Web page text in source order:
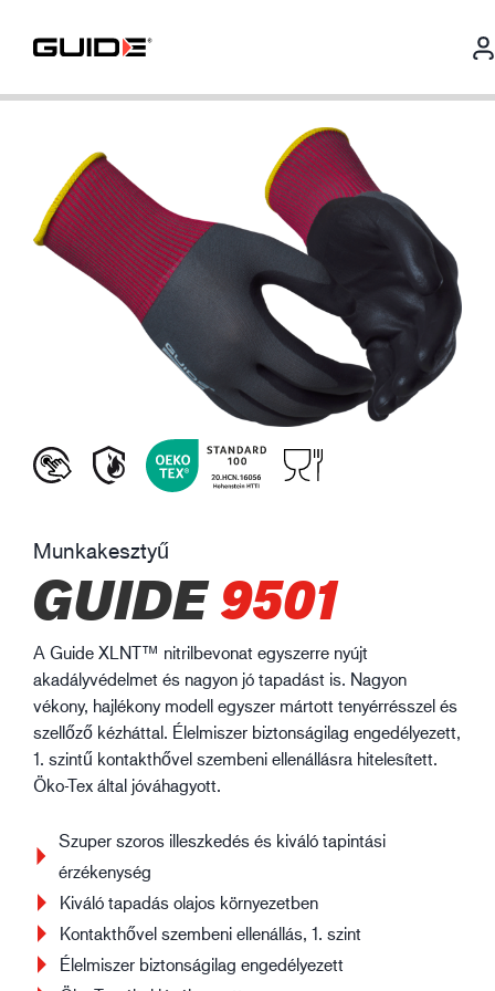
Munkakesztyű
GUIDE9501
A Guide XLNT™ nitrilbevonat egyszerre nyújt
akadályvédelmet és nagyon jó tapadást is. Nagyon
vékony, hajlékony modell egyszer mártott tenyérrésszel és
szellőző kézháttal. Élelmiszer biztonságilag engedélyezett,
1. szintű kontakthővel szembeni ellenállásra hitelesített.
Öko-Tex által jóváhagyott.
Szuper szoros illeszkedés és kiváló tapintási
érzékenység
Kiváló tapadás olajos környezetben
Kontakthővel szembeni ellenállás, 1. szint
Élelmiszer biztonságilag engedélyezett